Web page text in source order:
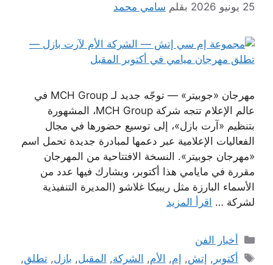
25 يونيو 2026 بقلم سامي محمد
مهرجان «جوبيتر» — توجّه جديد لـ MCH Group في
عالم الإعلام تتجه شركة MCH Group، المشهورة
بتنظيم «آرت بازل»، إلى توسيع حضورها في مجال
الفعاليات الإعلامية عبر دعمها لمبادرة جديدة تحمل اسم
«مهرجان جوبيتر». النسخة الافتتاحية من المهرجان
مقررة في مايامي هذا أكتوبر، ويشارك فيها عدد من
الأسماء البارزة مثل ريبيكا غلاشو (المديرة التنفيذية
لشركة … اقرأ المزيد
التصنيفات
أخبار الفن
الوسوم
أكتوبر , إتش, إم, الأم, الشركة, المقبل, بازل,تطلق,